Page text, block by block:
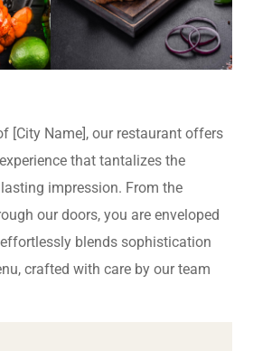
[City Name], our restaurant offers
that tantalizes the
impression. From the
our doors, you are enveloped
blends sophistication
crafted with care by our team